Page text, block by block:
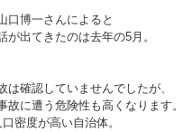
博一さんによると
出てきたのは去年の5月。
確認していませんでしたが、
に遭う危険性も高くなります。
密度が高い自治体。